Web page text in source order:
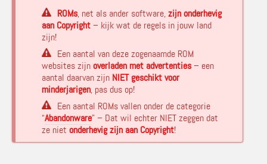
ROMs, net als ander software,zijn onderhevig
aan Copyright– kijk wat de regels in jouw land
zijn!
Een aantal van deze zogenaamde ROM
websites zijn overladen met advertenties– een
aantal daarvan zijn NIET geschikt voor
minderjarigen, pas dus op!
Een aantal ROMs vallen onder de categorie
“Abandonware” – Dat wil echter NIET zeggen dat
ze niet onderhevig zijn aan Copyright!